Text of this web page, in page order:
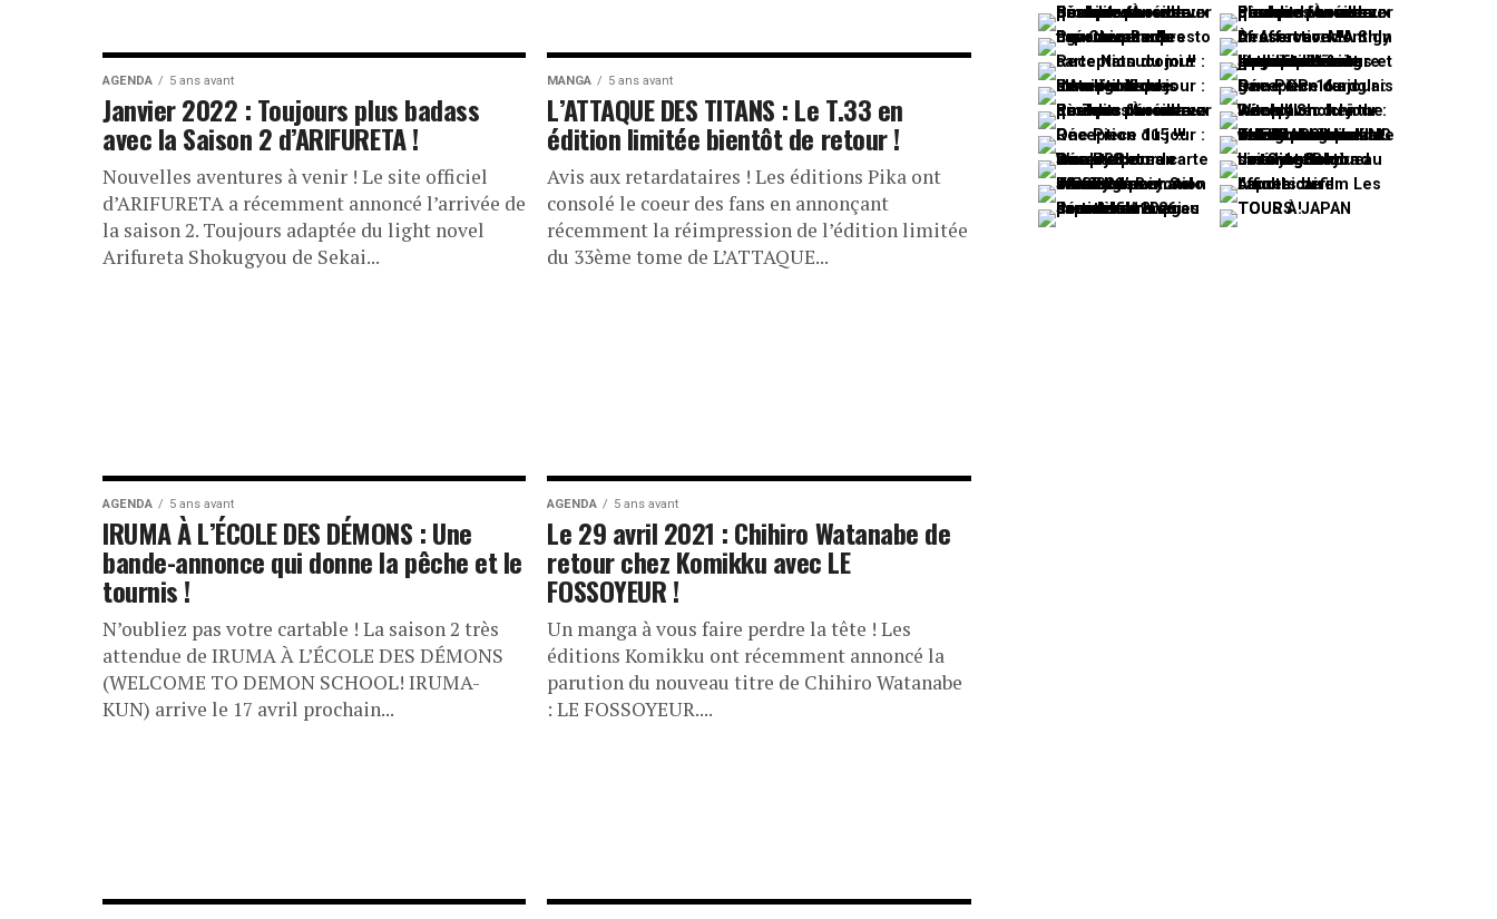
AGENDA 5 ans avant
Janvier 2022 : Toujours plus badass
avec la Saison 2 d’ARIFURETA !
Nouvelles aventures à venir ! Le site officiel
d’ARIFURETA a récemment annoncé l’arrivée de
la saison 2. Toujours adaptée du light novel
Arifureta Shokugyou de Sekai...
MANGA 5 ans avant
L’ATTAQUE DES TITANS : Le T.33 en
édition limitée bientôt de retour !
Avis aux retardataires ! Les éditions Pika ont
consolé le coeur des fans en annonçant
récemment la réimpression de l’édition limitée
du 33ème tome de L’ATTAQUE...
AGENDA 5 ans avant
IRUMA À L’ÉCOLE DES DÉMONS : Une
bande-annonce qui donne la pêche et le
tournis !
N’oubliez pas votre cartable ! La saison 2 très
attendue de IRUMA À L’ÉCOLE DES DÉMONS
(WELCOME TO DEMON SCHOOL! IRUMA-
KUN) arrive le 17 avril prochain...
AGENDA 5 ans avant
Le 29 avril 2021 : Chihiro Watanabe de
retour chez Komikku avec LE
FOSSOYEUR !
Un manga à vous faire perdre la tête ! Les
éditions Komikku ont récemment annoncé la
parution du nouveau titre de Chihiro Watanabe
: LE FOSSOYEUR....